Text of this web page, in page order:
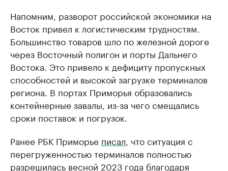
Напомним, разворот российской экономики на
Восток привел к логистическим трудностям.
Большинство товаров шло по железной дороге
через Восточный полигон и порты Дальнего
Востока. Это привело к дефициту пропускных
способностей и высокой загрузке терминалов
региона. В портах Приморья образовались
контейнерные завалы, из-за чего смещались
сроки поставок и погрузок.
Ранее РБК Приморье писал , что ситуация с
перегруженностью терминалов полностью
разрешилась весной 2023 года благодаря